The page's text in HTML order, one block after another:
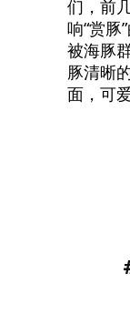
们，前
响“赏豚
被海豚
豚清晰
面，可